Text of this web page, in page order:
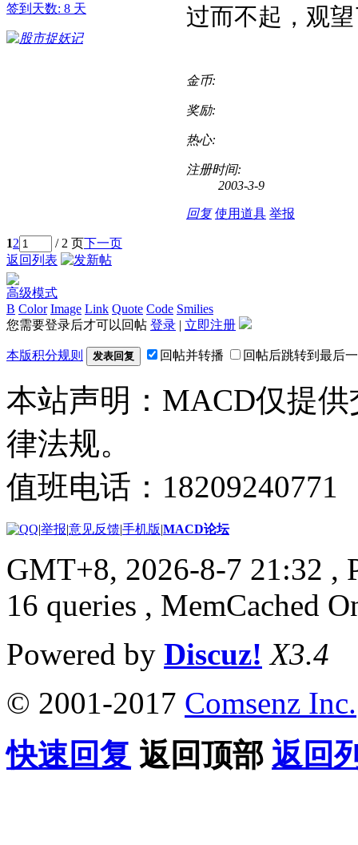
签到天数: 8 天 过而不起，观
金币:
奖励:
热心:
注册时间:
2003-3-9
回复 使用道具 举报
12 / 2 页下一页
返回列表
高级模式
B Color Image Link Quote Code Smilies
您需要登录后才可以回帖 登录 | 立即注册
本版积分规则 发表回复 回帖并转播 回帖后跳转到最后
本站声明：MACD仅提
律法规。
值班电话：
|举报|意见反馈|手机版|MACD论坛
GMT+8, 2026-8-7 21:32 ,
16 queries , MemCached
Powered by Discuz! X3.4
© 2001-2017 Comsenz Inc.
快速回复 返回顶部 返回